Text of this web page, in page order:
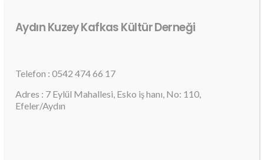
Aydın Kuzey Kafkas Kültür Derneği
Telefon : 0542 474 66 17
Adres : 7 Eylül Mahallesi, Esko iş hanı, No: 110,
Efeler/Aydın